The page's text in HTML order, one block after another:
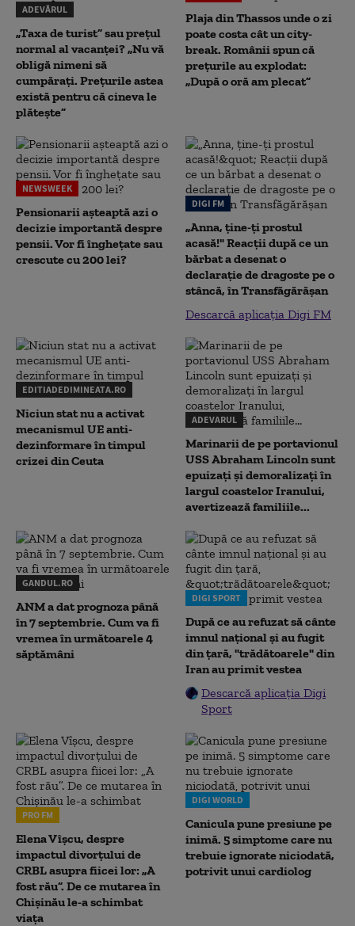
ADEVĂRUL
„Taxa de turist” sau prețul
normal al vacanței? „Nu vă
obligă nimeni să
cumpărați. Prețurile astea
există pentru că cineva le
plătește”
Plaja din Thassos unde o zi
poate costa cât un city-
break. Românii spun că
prețurile au explodat:
„După o oră am plecat”
NEWSWEEK
Pensionarii așteaptă azi o
decizie importantă despre
pensii. Vor fi înghețate sau
crescute cu 200 lei?
DIGI FM
„Anna, ţine-ţi prostul
acasă!" Reacţii după ce un
bărbat a desenat o
declaraţie de dragoste pe o
stâncă, în Transfăgărăşan
Descarcă aplicația Digi FM
EDITIADEDIMINEATA.RO
Niciun stat nu a activat
mecanismul UE anti-
dezinformare în timpul
crizei din Ceuta
ADEVARUL
Marinarii de pe portavionul
USS Abraham Lincoln sunt
epuizați și demoralizați în
largul coastelor Iranului,
avertizează familiile...
GANDUL.RO
ANM a dat prognoza până
în 7 septembrie. Cum va fi
vremea în următoarele 4
săptămâni
DIGI SPORT
După ce au refuzat să cânte
imnul naţional şi au fugit
din ţară, "trădătoarele" din
Iran au primit vestea
Descarcă aplicația Digi
Sport
PRO FM
Elena Vîșcu, despre
impactul divorțului de
CRBL asupra fiicei lor: „A
fost rău”. De ce mutarea în
Chișinău le-a schimbat
viața
DIGI WORLD
Canicula pune presiune pe
inimă. 5 simptome care nu
trebuie ignorate niciodată,
potrivit unui cardiolog